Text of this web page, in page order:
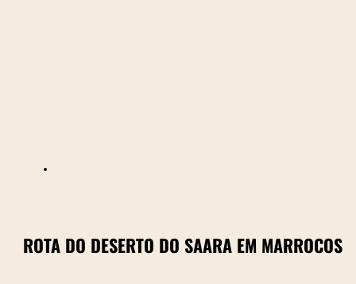
ROTA DO DESERTO DO SAARA EM MARROCOS